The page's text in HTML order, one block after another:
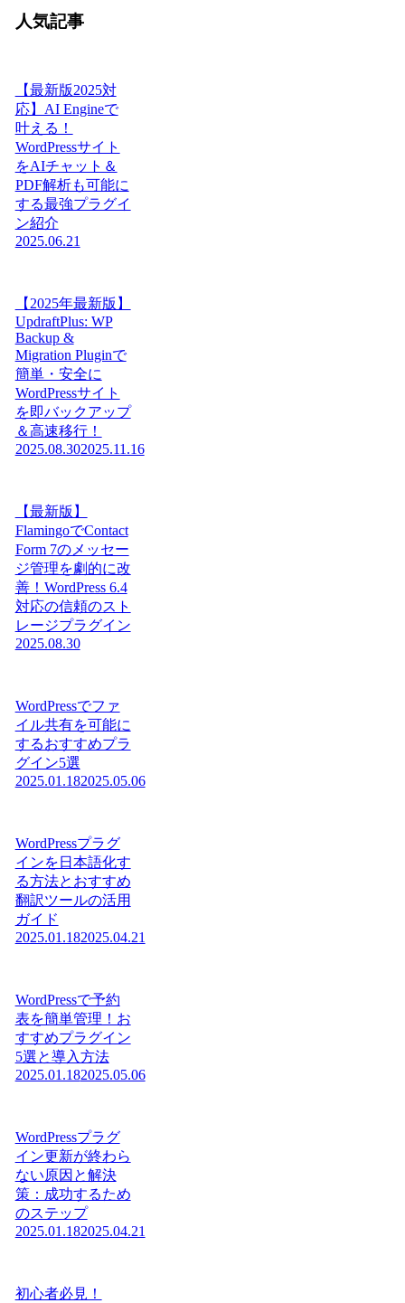
人気記事
【最新版2025対
応】AI Engineで
叶える！
WordPressサイト
をAIチャット＆
PDF解析も可能に
する最強プラグイ
ン紹介
2025.06.21
【2025年最新版】
UpdraftPlus: WP
Backup &
Migration Pluginで
簡単・安全に
WordPressサイト
を即バックアップ
＆高速移行！
2025.08.302025.11.16
【最新版】
FlamingoでContact
Form 7のメッセー
ジ管理を劇的に改
善！WordPress 6.4
対応の信頼のスト
レージプラグイン
2025.08.30
WordPressでファ
イル共有を可能に
するおすすめプラ
グイン5選
2025.01.182025.05.06
WordPressプラグ
インを日本語化す
る方法とおすすめ
翻訳ツールの活用
ガイド
2025.01.182025.04.21
WordPressで予約
表を簡単管理！お
すすめプラグイン
5選と導入方法
2025.01.182025.05.06
WordPressプラグ
イン更新が終わら
ない原因と解決
策：成功するため
のステップ
2025.01.182025.04.21
初心者必見！